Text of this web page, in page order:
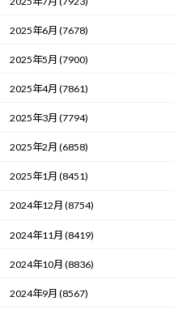
2025年6月 (7678)
2025年5月 (7900)
2025年4月 (7861)
2025年3月 (7794)
2025年2月 (6858)
2025年1月 (8451)
2024年12月 (8754)
2024年11月 (8419)
2024年10月 (8836)
2024年9月 (8567)